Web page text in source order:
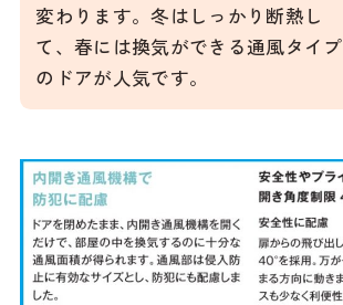
変わります。冬はしっかり断熱し
て、春には換気ができる通風タイプ
のドアが人気です。